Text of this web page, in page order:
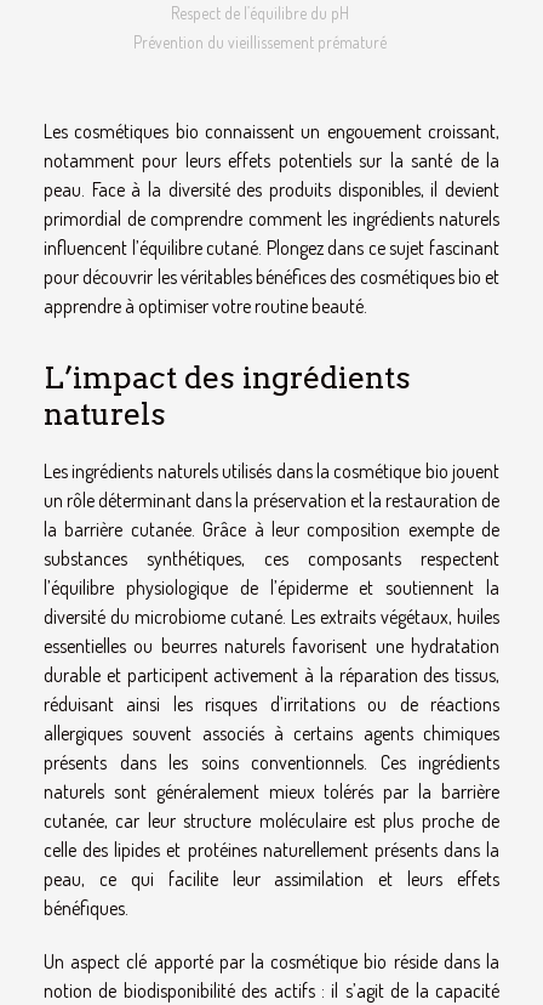
Respect de l’équilibre du pH
Prévention du vieillissement prématuré
Les cosmétiques bio connaissent un engouement croissant,
notamment pour leurs effets potentiels sur la santé de la
peau. Face à la diversité des produits disponibles, il devient
primordial de comprendre comment les ingrédients naturels
influencent l’équilibre cutané. Plongez dans ce sujet fascinant
pour découvrir les véritables bénéfices des cosmétiques bio et
apprendre à optimiser votre routine beauté.
L’impact des ingrédients
naturels
Les ingrédients naturels utilisés dans la cosmétique bio jouent
un rôle déterminant dans la préservation et la restauration de
la barrière cutanée. Grâce à leur composition exempte de
substances synthétiques, ces composants respectent
l’équilibre physiologique de l’épiderme et soutiennent la
diversité du microbiome cutané. Les extraits végétaux, huiles
essentielles ou beurres naturels favorisent une hydratation
durable et participent activement à la réparation des tissus,
réduisant ainsi les risques d’irritations ou de réactions
allergiques souvent associés à certains agents chimiques
présents dans les soins conventionnels. Ces ingrédients
naturels sont généralement mieux tolérés par la barrière
cutanée, car leur structure moléculaire est plus proche de
celle des lipides et protéines naturellement présents dans la
peau, ce qui facilite leur assimilation et leurs effets
bénéfiques.
Un aspect clé apporté par la cosmétique bio réside dans la
notion de biodisponibilité des actifs : il s’agit de la capacité